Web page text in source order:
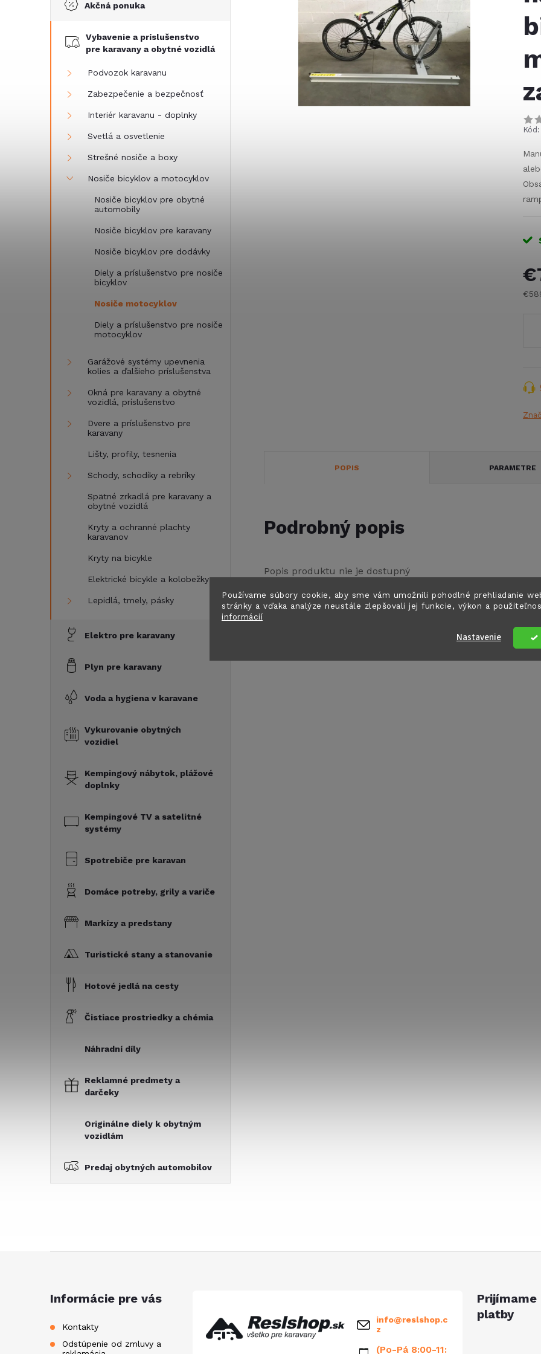
Používame súbory cookie, aby sme vám umožnili pohodlné prehliadanie
stránky a vďaka analýze neustále zlepšovali jej funkcie, výkon a
informácií
Nastavenie
č
Akčná ponuka
Vybavenie a príslušenstvo
pre karavany a obytné vozidlá
Podvozok karavanu
Zabezpečenie a bezpečnosť
Interiér karavanu - doplnky
Svetlá a osvetlenie
Strešné nosiče a boxy
Nosiče bicyklov a motocyklov
Nosiče bicyklov pre obytné
automobily
Nosiče bicyklov pre karavany
Nosiče bicyklov pre dodávky
Diely a príslušenstvo pre nosiče
bicyklov
Nosiče motocyklov
Diely a príslušenstvo pre nosiče
motocyklov
Garážové systémy upevnenia
kolies a ďalšieho príslušenstva
Okná pre karavany a obytné
vozidlá, príslušenstvo
Dvere a príslušenstvo pre
karavany
Lišty, profily, tesnenia
Schody, schodíky a rebríky
Spätné zrkadlá pre karavany a
obytné vozidlá
Kryty a ochranné plachty
karavanov
Kryty na bicykle
Elektrické bicykle a kolobežky
Lepidlá, tmely, pásky
Elektro pre karavany
Plyn pre karavany
Voda a hygiena v karavane
Vykurovanie obytných
vozidiel
Kempingový nábytok, plážové
doplnky
Kempingové TV a satelitné
systémy
Spotrebiče pre karavan
Domáce potreby, grily a variče
Markízy a predstany
Turistické stany a stanovanie
Hotové jedlá na cesty
Čistiace prostriedky a chémia
Náhradní díly
Reklamné predmety a
darčeky
Originálne diely k obytným
vozidlám
Predaj obytných automobilov
Kód:
POPIS PARAMETRE
Podrobný popis
Popis produktu nie je dostupný
Informácie pre vás
Kontakty
Odstúpenie od zmluvy a
info@reslshop.c
z
(Po-Pá 8:00-11:
Prijímame
platby